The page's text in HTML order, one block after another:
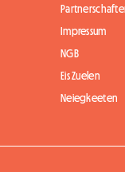
Impressum
NGB
Eis Zuelen
Neiegkeeten